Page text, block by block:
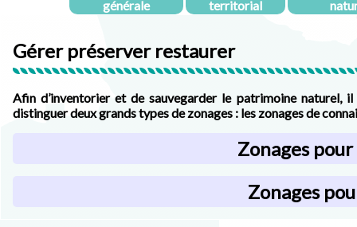
générale
territorial
Gérer préserver restaurer
Afin d’inventorier et de sauvegarder le patrimoine naturel,
distinguer deux grands types de zonages : les zonages de
Zonages
Zonages